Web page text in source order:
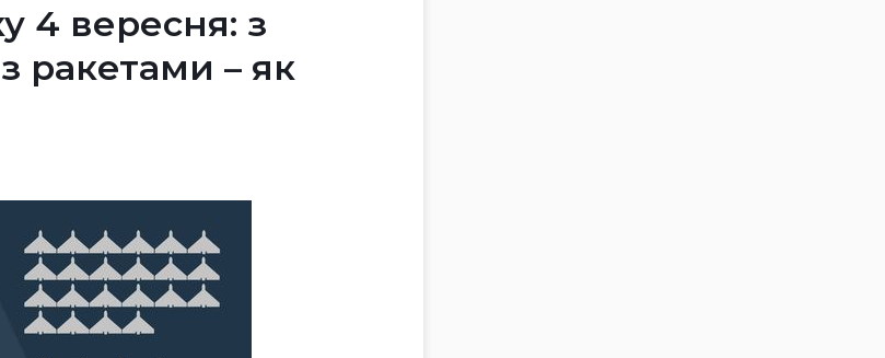
4 вересня: з
ракетами – як